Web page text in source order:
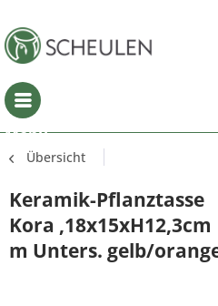
Menü
Übersicht
Keramik-Pflanztasse
Kora ,18x15xH12,3cm
m Unters. gelb/